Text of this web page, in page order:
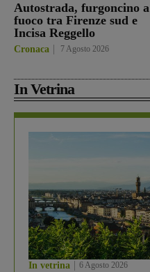
Autostrada, furgoncino a
fuoco tra Firenze sud e
Incisa Reggello
Cronaca 7 Agosto 2026
In Vetrina
In vetrina 6 Agosto 2026